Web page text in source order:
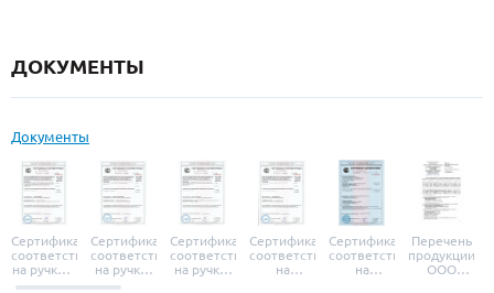
ДОКУМЕНТЫ
Документы
Сертификат
соответствия
на ручки и
броненакладки
Сертификат
соответствия
на ручки-
защелки
Сертификат
соответствия
на ручки-
Сертификат
соответствия
на
Сертификат
соответствия
на
Перечень
продукции
ООО